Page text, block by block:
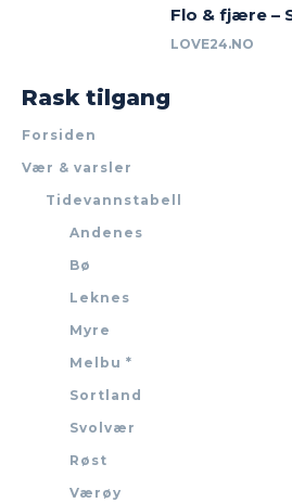
Flo & fjære –
LOVE24.NO
Rask tilgang
Forsiden
Vær & varsler
Tidevannstabell
Andenes
Bø
Leknes
Myre
Melbu *
Sortland
Svolvær
Røst
Værøy